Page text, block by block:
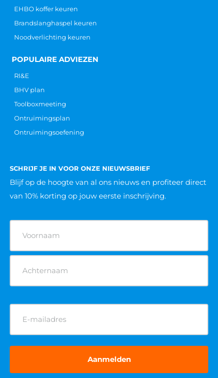
EHBO koffer keuren
Brandslanghaspel keuren
Noodverlichting keuren
POPULAIRE ADVIEZEN
RI&E
BHV plan
Toolboxmeeting
Ontruimingsplan
Ontruimingsoefening
SCHRIJF JE IN VOOR ONZE NIEUWSBRIEF
Blijf op de hoogte van al ons nieuws en profiteer direct
van 10% korting op jouw eerste inschrijving.
(Vereist)
E-
mailadres
(Vereist)